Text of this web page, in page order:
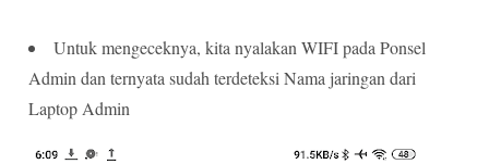
Untuk mengeceknya, kita nyalakan WIFI pada Ponsel
Admin dan ternyata sudah terdeteksi Nama jaringan dari
Laptop Admin